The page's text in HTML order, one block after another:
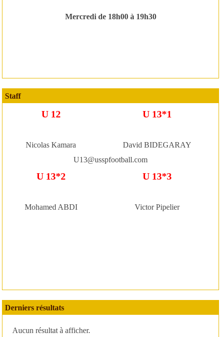
Mercredi de 18h00 à 19h30
Staff
U 12 U 13*1
Nicolas Kamara
David BIDEGARAY
U13@usspfootball.com
U 13*2 U 13*3
Mohamed ABDI Victor Pipelier
Derniers résultats
Aucun résultat à afficher.